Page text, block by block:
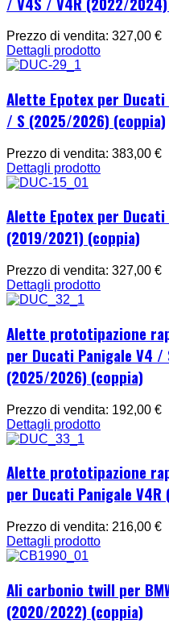
Prezzo di vendita: 327,00 €
Dettagli prodotto
Alette Epotex per Ducati
/ S (2025/2026) (coppia)
Prezzo di vendita: 383,00 €
Dettagli prodotto
Alette Epotex per Ducati
(2019/2021) (coppia)
Prezzo di vendita: 327,00 €
Dettagli prodotto
Alette prototipazione
per Ducati Panigale V4 /
(2025/2026) (coppia)
Prezzo di vendita: 192,00 €
Dettagli prodotto
Alette prototipazione
per Ducati Panigale V4R
Prezzo di vendita: 216,00 €
Dettagli prodotto
Ali carbonio twill per
(2020/2022) (coppia)